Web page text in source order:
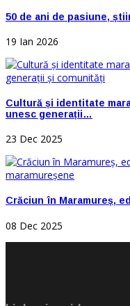
50 de ani de pasiune,
19 Ian 2026
Cultură și identitate
unesc generații…
23 Dec 2025
Crăciun în Maramureș,
08 Dec 2025